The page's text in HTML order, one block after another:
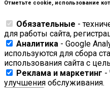
Отметьте cookie, использование
Обязательные -
для работы сайта,
Аналитика - Google
используются для сбора
использования сайта с
Реклама и маркетинг -
улучшения обслуживания.